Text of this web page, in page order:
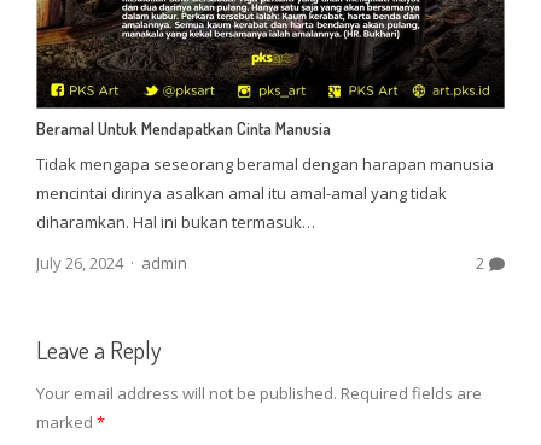
Beramal Untuk Mendapatkan Cinta Manusia
Tidak mengapa seseorang beramal dengan harapan manusia
mencintai dirinya asalkan amal itu amal-amal yang tidak
diharamkan. Hal ini bukan termasuk…
July 26, 2024
Author
admin 2
Leave a Reply
Your email address will not be published. Required fields are
marked *